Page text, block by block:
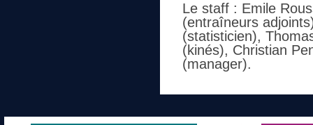
Le staff : Emile
(entraîneurs
(statisticien),
(kinés), Christian
(manager).